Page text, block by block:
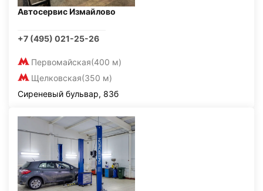
Автосервис Измайлово
+7 (495) 021-25-26
Первомайская(400 м)
Щелковская(350 м)
Сиреневый бульвар, 83б